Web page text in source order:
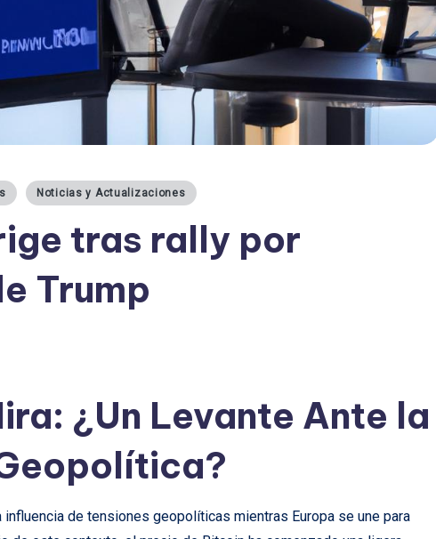
Noticias y Actualizaciones
tras rally por
Trump
¿Un Levante Ante la
influencia de tensiones geopolíticas mientras Europa se une para